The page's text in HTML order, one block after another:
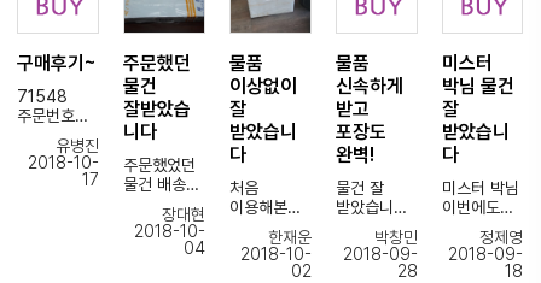
니다
덕분에
수월하게
구매할수
있어서
참 좋네요~
감사합니다
왔어요!
앞으로도 잘
부탁드리겠
습니다^^
구매후기~
71548
주문번호
상품잘받았
습니다
세관강화되
유병진
2018-10-
17
주문했던
물건
잘받았습
니다
주문했었던
물건 배송
잘받았습니
다
이렇게
장대현
2018-10-
04
물품
이상없이
잘
받았습니
다
처음
이용해본건
데 너무
쉽고 금액도
저렴하네요
한재운
2018-10-
02
물품
신속하게
받고
포장도
완벽!
물건 잘
받았습니다
박스포장이
압도적으로
박창민
2018-09-
28
미스터
박님 물건
잘
받았습니
다
미스터 박님
이번에도
물건 잘
받았습니다
정제영
2018-09-
18